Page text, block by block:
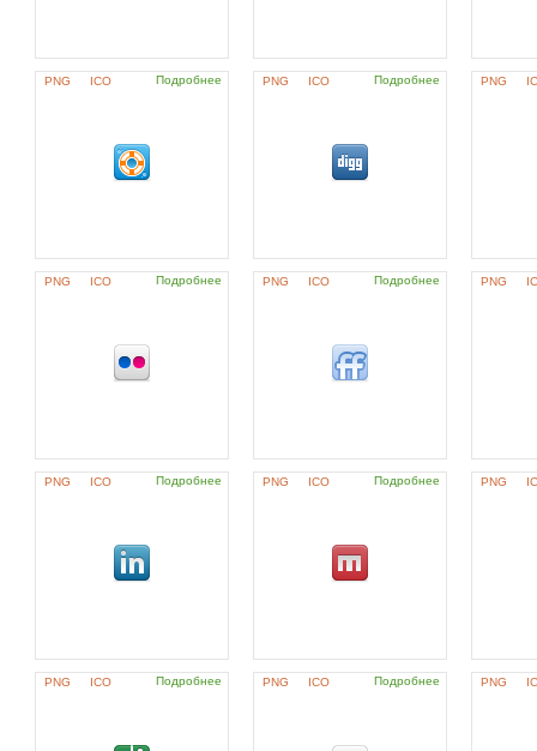
PNG ICO Подробнее PNG ICO Подробнее PNG
PNG ICO Подробнее PNG ICO Подробнее PNG
PNG ICO Подробнее PNG ICO Подробнее PNG
PNG ICO Подробнее PNG ICO Подробнее PNG